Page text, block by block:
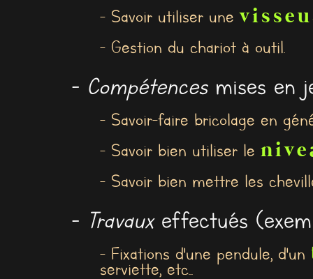
- Savoir utiliser une
- Gestion du chariot à outil.
- Compétencesmises en
- Savoir-faire bricolage en
- Savoir bien utiliser le
- Savoir bien mettre les
- Travauxeffectués
- Fixations d'une pendule, d'un
serviette, etc...